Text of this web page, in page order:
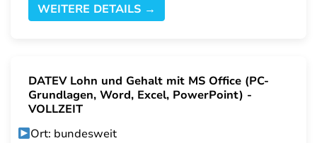
WEITERE DETAILS →
DATEV Lohn und Gehalt mit MS Office (PC-
Grundlagen, Word, Excel, PowerPoint) -
VOLLZEIT
Ort: bundesweit